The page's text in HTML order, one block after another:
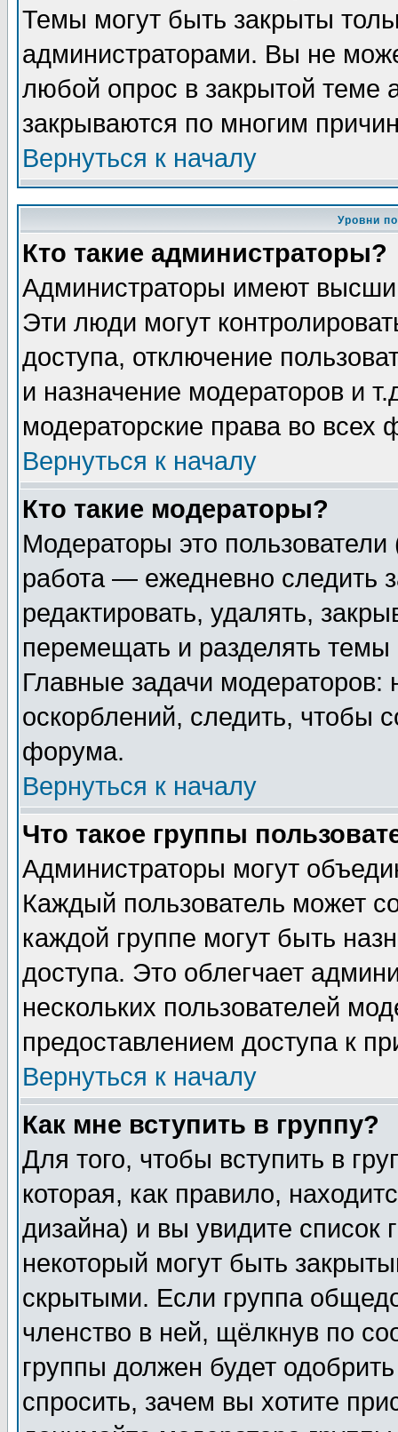
Темы могут быть закрыты
администраторами. Вы не
любой опрос в закрытой теме
закрываются по многим
Вернуться к началу
Уровни
Кто такие администраторы?
Администраторы имеют
Эти люди могут
доступа, отключение
и назначение модераторов и
модераторские права во всех
Вернуться к началу
Кто такие модераторы?
Модераторы это
работа — ежедневно следить
редактировать, удалять,
перемещать и разделять
Главные задачи
оскорблений, следить, чтобы
форума.
Вернуться к началу
Что такое группы
Администраторы могут
Каждый пользователь может
каждой группе могут быть
доступа. Это облегчает
нескольких пользователей
предоставлением доступа к
Вернуться к началу
Как мне вступить в группу?
Для того, чтобы вступить в
которая, как правило,
дизайна) и вы увидите список
некоторый могут быть
скрытыми. Если группа
членство в ней, щёлкнув по
группы должен будет
спросить, зачем вы хотите